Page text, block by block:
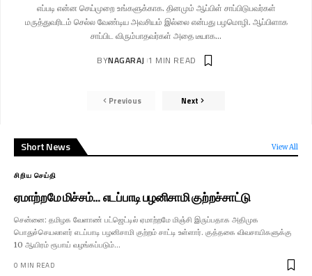
எப்படி என்ன செய்முறை உங்களுக்காக. தினமும் ஆப்பிள் சாப்பிடுபவர்கள்
மருத்துவரிடம் செல்ல வேண்டிய அவசியம் இல்லை என்பது பழமொழி. ஆப்பிளாக
சாப்பிட விரும்பாதவர்கள் அதை டீயாக…
BYNAGARAJ 1 MIN READ
Previous Next
Short News View All
சிறிய செய்தி
ஏமாற்றமே மிச்சம்… எடப்பாடி பழனிசாமி குற்றச்சாட்டு
சென்னை: தமிழக வேளாண் பட்ஜெட்டில் ஏமாற்றமே மிஞ்சி இருப்பதாக அதிமுக
பொதுச்செயலாளர் எடப்பாடி பழனிசாமி குற்றம் சாட்டி உள்ளார். குத்தகை விவசாயிகளுக்கு
10 ஆயிரம் ரூபாய் வழங்கப்படும்…
0 MIN READ